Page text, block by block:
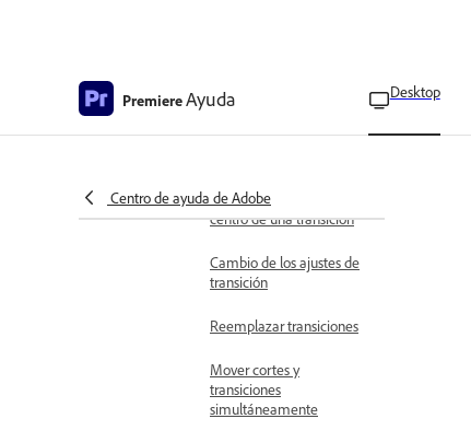
PremiereAyuda Desktop
Centro de ayuda de Adobe
Copiar y pegar transiciones
Alinear y reposicionar
Cambio de la posición del
centro de una transición
Cambio de los ajustes de
transición
Reemplazar transiciones
Mover cortes y
transiciones
simultáneamente